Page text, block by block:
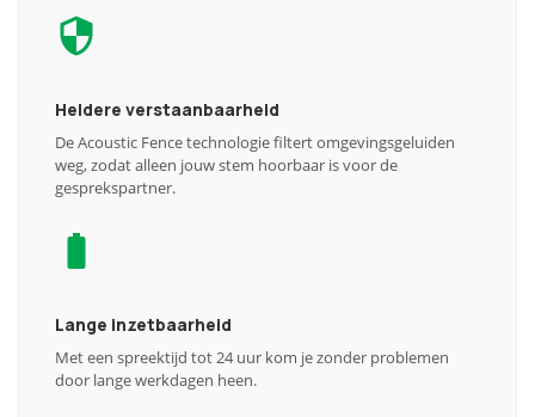
Heldere verstaanbaarheid
De Acoustic Fence technologie filtert omgevingsgeluiden
weg, zodat alleen jouw stem hoorbaar is voor de
gesprekspartner.
Lange inzetbaarheid
Met een spreektijd tot 24 uur kom je zonder problemen
door lange werkdagen heen.